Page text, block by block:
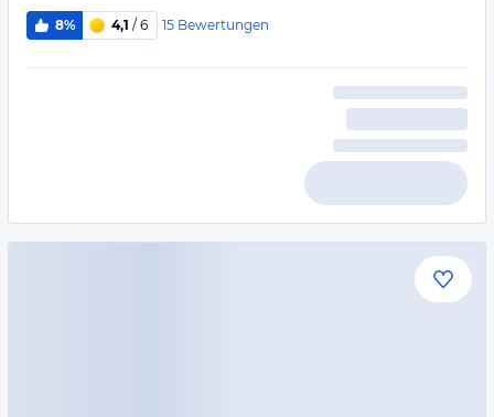
8% 4,1 / 6 15 Bewertungen